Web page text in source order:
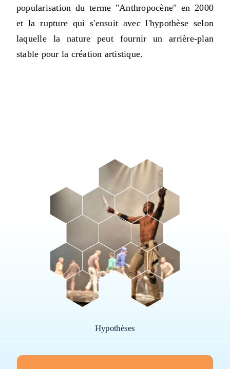
popularisation du terme "Anthropocène" en 2000
et la rupture qui s'ensuit avec l'hypothèse selon
laquelle la nature peut fournir un arrière-plan
stable pour la création artistique.
Hypothèses